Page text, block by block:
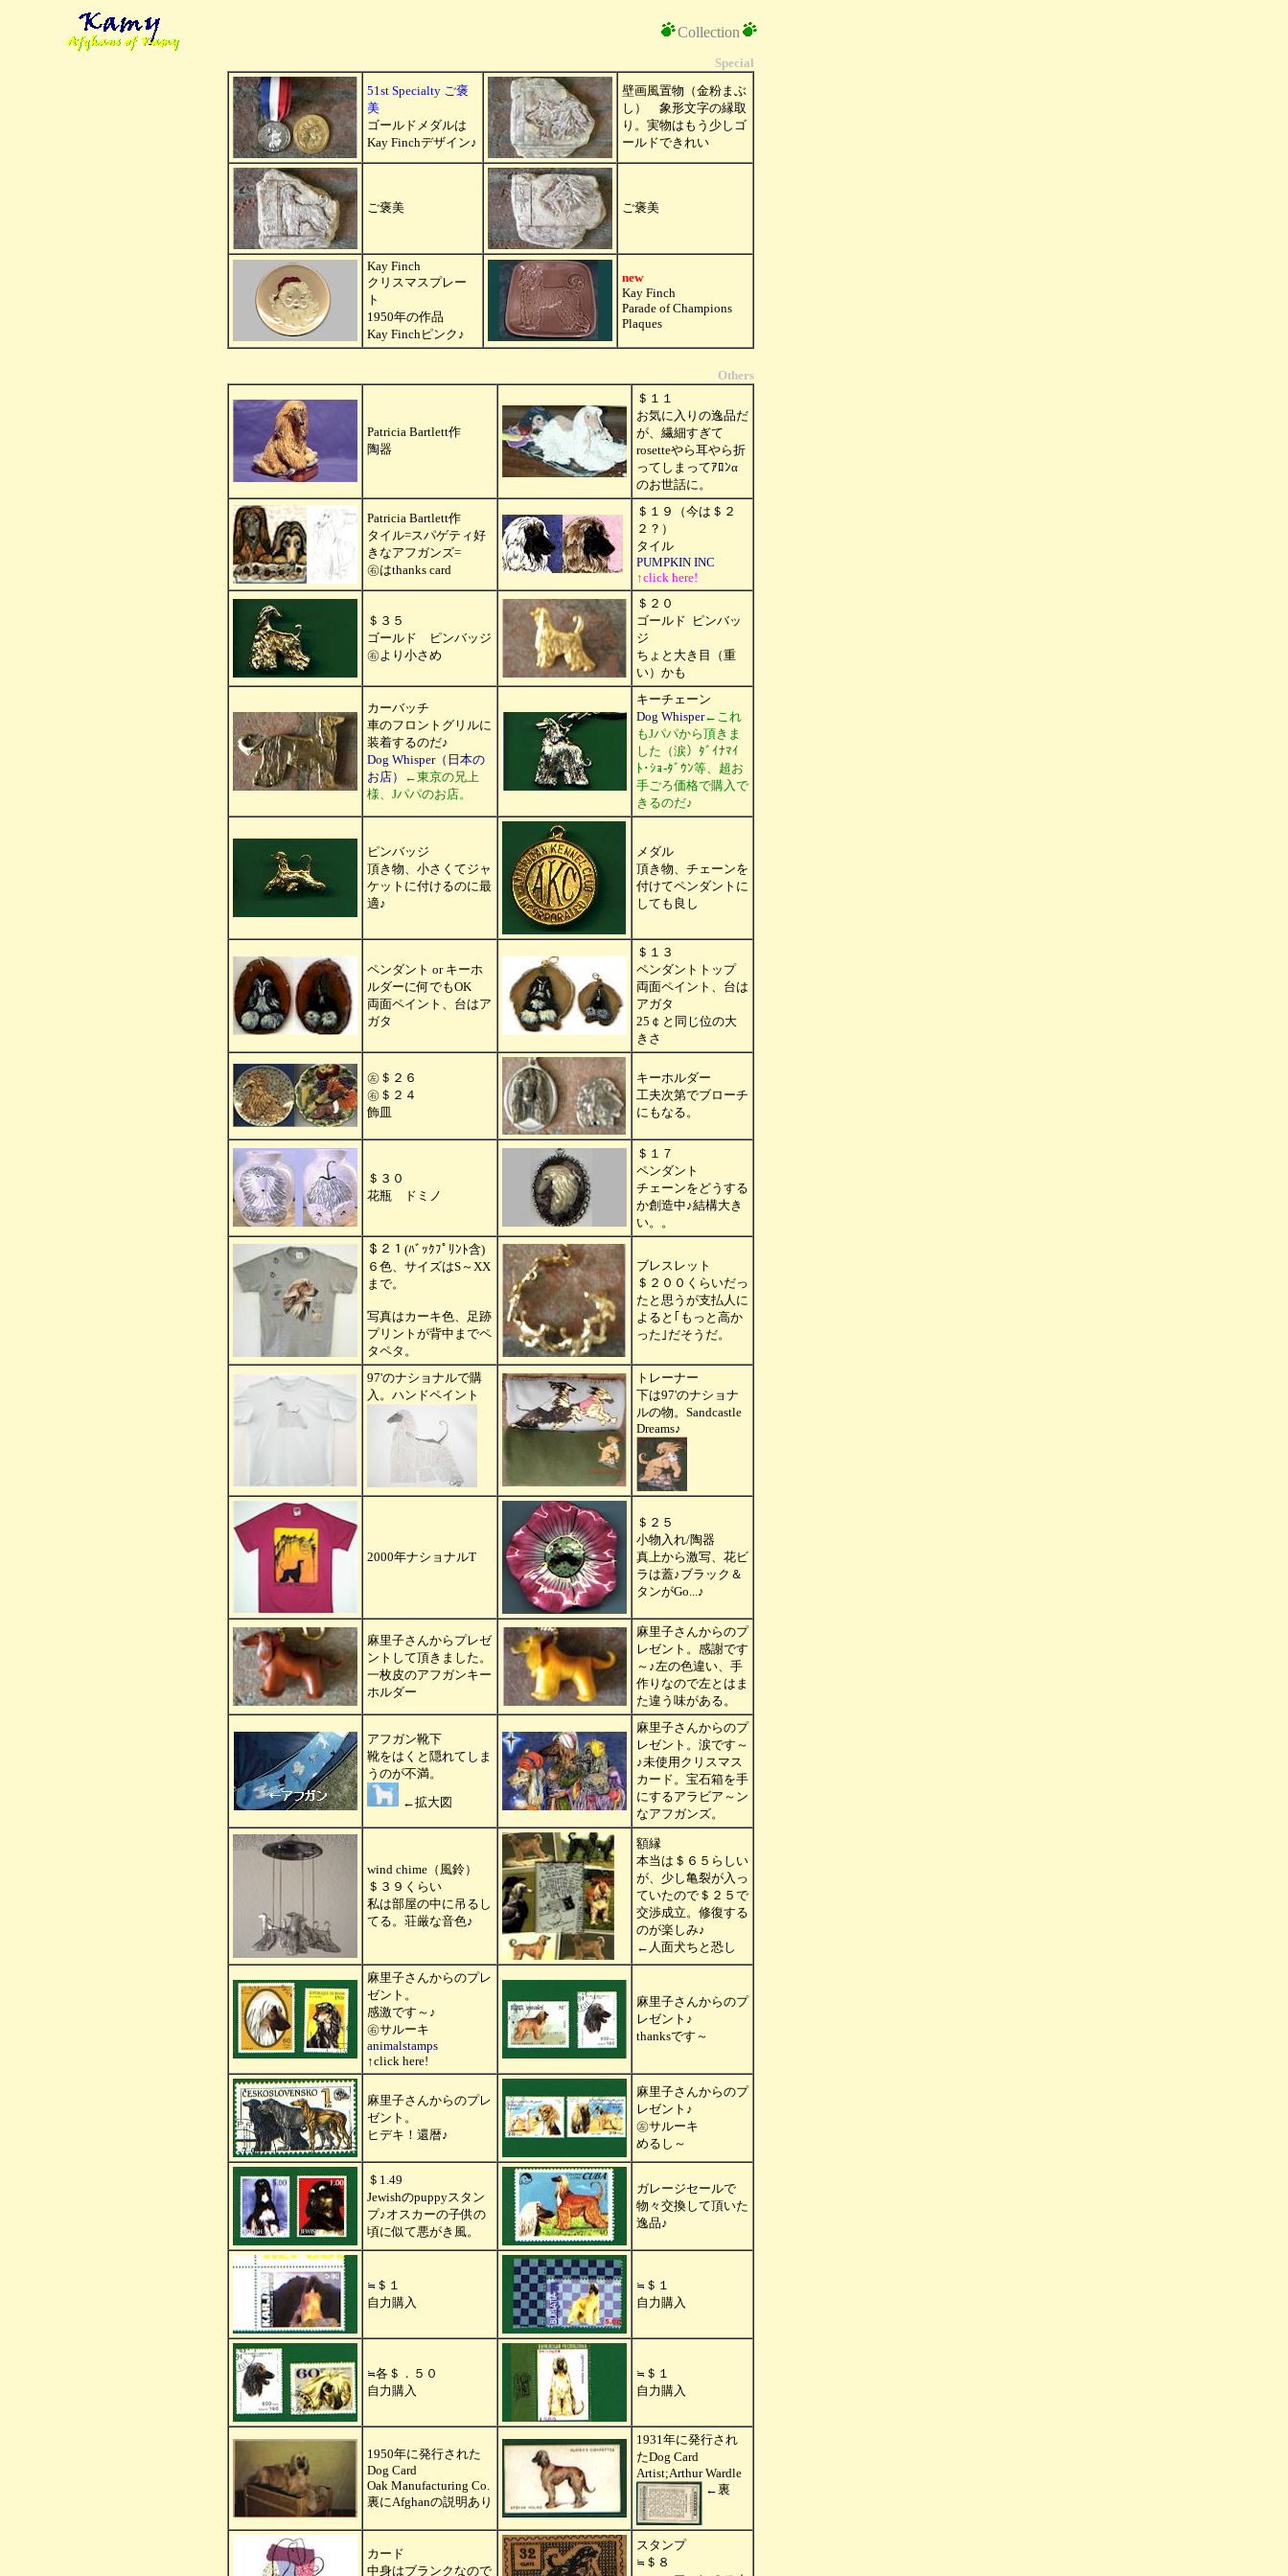
Collection
Special
51st Specialty ご褒
美
ゴールドメダルは
Kay Finchデザイン♪
壁画風置物（金粉まぶ
し） 象形文字の縁取
り。実物はもう少しゴ
ールドできれい
ご褒美 ご褒美
Kay Finch
クリスマスプレー
ト
1950年の作品
Kay Finchピンク♪
new
Kay Finch
Parade of Champions
Plaques
Others
Patricia Bartlett作
陶器
＄１１
お気に入りの逸品だ
が、繊細すぎて
rosetteやら耳やら折
ってしまってｱﾛﾝα
のお世話に。
Patricia Bartlett作
タイル=スパゲティ好
きなアフガンズ=
㊨はthanks card
＄１９（今は＄２
２？）
タイル
PUMPKIN INC
↑click here!
＄３５
ゴールド ピンバッジ
㊨より小さめ
＄２０
ゴールド ピンバッ
ジ
ちょと大き目（重
い）かも
カーバッチ
車のフロントグリルに
装着するのだ♪
Dog Whisper（日本の
お店）
←東京の兄上
様、Jパパのお店。
キーチェーン
Dog Whisper←これ
もJパパから頂きま
した（涙）ﾀﾞｲﾅﾏｲ
ﾄ･ｼｮ-ﾀﾞｳﾝ等、超お
手ごろ価格で購入で
きるのだ♪
ピンバッジ
頂き物、小さくてジャ
ケットに付けるのに最
適♪
メダル
頂き物、チェーンを
付けてペンダントに
しても良し
ペンダント or キーホ
ルダーに何でもOK
両面ペイント、台はア
ガタ
＄１３
ペンダントトップ
両面ペイント、台は
アガタ
25￠と同じ位の大
きさ
㊧＄２６
㊨＄２４
飾皿
キーホルダー
工夫次第でブローチ
にもなる。
＄３０
花瓶 ドミノ
＄１７
ペンダント
チェーンをどうする
か創造中♪結構大き
い。。
＄２１(ﾊﾞｯｸﾌﾟﾘﾝﾄ含)
６色、サイズはS～XX
まで。
写真はカーキ色、足跡
プリントが背中までペ
タペタ。
ブレスレット
＄２００くらいだっ
たと思うが支払人に
よると｢もっと高か
った｣だそうだ。
97'のナショナルで購
入。ハンドペイント
トレーナー
下は97'のナショナ
ルの物。Sandcastle
Dreams♪
2000年ナショナルT
＄２５
小物入れ/陶器
真上から激写、花ビ
ラは蓋♪ブラック＆
タンがGo...♪
麻里子さんからプレゼ
ントして頂きました。
一枚皮のアフガンキー
ホルダー
麻里子さんからのプ
レゼント。感謝です
～♪左の色違い、手
作りなので左とはま
た違う味がある。
アフガン靴下
靴をはくと隠れてしま
うのが不満。
←拡大図
麻里子さんからのプ
レゼント。涙です～
♪未使用クリスマス
カード。宝石箱を手
にするアラビア～ン
なアフガンズ。
wind chime（風鈴）
＄３９くらい
私は部屋の中に吊るし
てる。荘厳な音色♪
額縁
本当は＄６５らしい
が、少し亀裂が入っ
ていたので＄２５で
交渉成立。修復する
のが楽しみ♪
←人面犬ちと恐し
麻里子さんからのプレ
ゼント。
感激です～♪
㊨サルーキ
animalstamps
↑click here!
麻里子さんからのプ
レゼント♪
thanksです～
麻里子さんからのプレ
ゼント。
ヒデキ！還暦♪
麻里子さんからのプ
レゼント♪
㊧サルーキ
めるし～
＄1.49
Jewishのpuppyスタン
プ♪オスカーの子供の
頃に似て悪がき風。
ガレージセールで
物々交換して頂いた
逸品♪
≒ ＄１
自力購入
≒ ＄１
自力購入
≒各＄．５０
自力購入
≒ ＄１
自力購入
1950年に発行された
Dog Card
Oak Manufacturing Co.
裏にAfghanの説明あり
1931年に発行され
たDog Card
Artist;Arthur Wardle
←裏
カード
中身はブランクなので
スタンプ
≒ ＄８